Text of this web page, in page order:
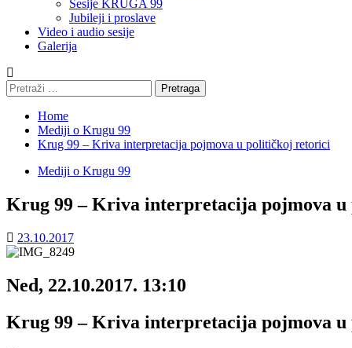
Sesije KRUGA 99
Jubileji i proslave
Video i audio sesije
Galerija
Pretraga:
Home
Mediji o Krugu 99
Krug 99 – Kriva interpretacija pojmova u političkoj retorici
Mediji o Krugu 99
Krug 99 – Kriva interpretacija pojmova
23.10.2017
Ned, 22.10.2017. 13:10
Krug 99 – Kriva interpretacija pojmova